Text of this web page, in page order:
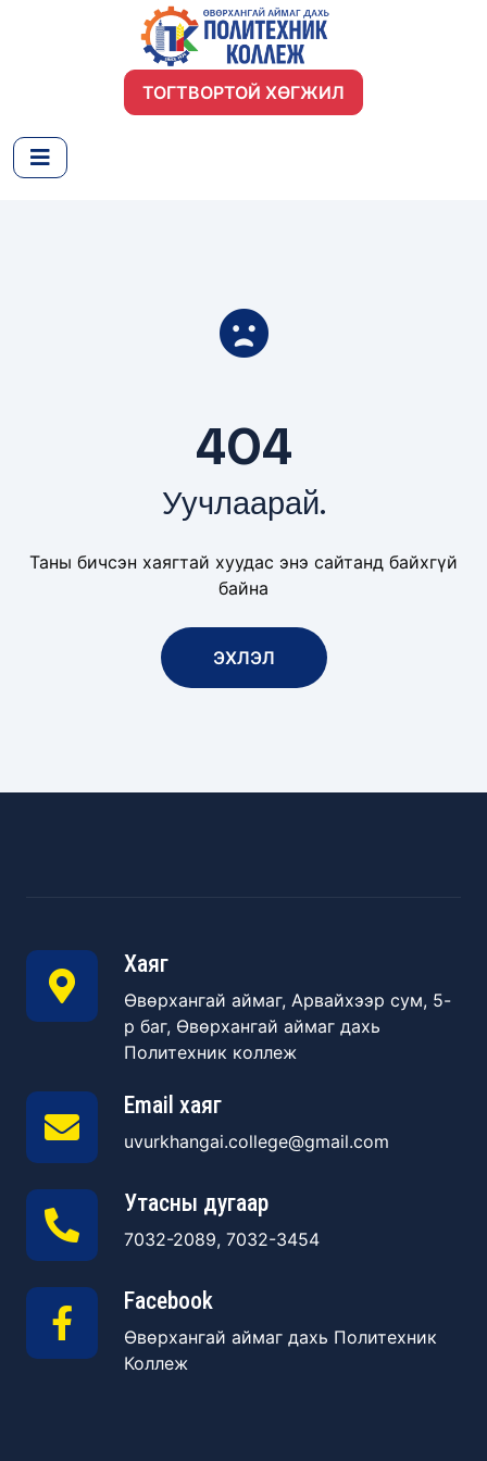
ТОГТВОРТОЙ ХӨГЖИЛ
404
Уучлаарай.
Таны бичсэн хаягтай хуудас энэ сайтанд байхгүй
байна
ЭХЛЭЛ
Хаяг
Өвөрхангай аймаг, Арвайхээр сум, 5-
р баг, Өвөрхангай аймаг дахь
Политехник коллеж
Email хаяг
uvurkhangai.college@gmail.com
Утасны дугаар
7032-2089, 7032-3454
Facebook
Өвөрхангай аймаг дахь Политехник
Коллеж